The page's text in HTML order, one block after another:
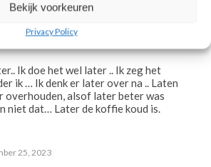
Bekijk voorkeuren
Privacy Policy
Ik doe het wel later .. Ik zeg het
ik … Ik denk er later over na .. Laten
overhouden, alsof later beter was
niet dat… Later de koffie koud is.
25, 2023